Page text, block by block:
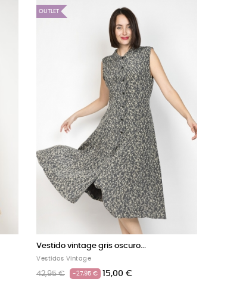
Vestido vintage negro con...
Vestidos Vintage
42,95 € -27,95 €